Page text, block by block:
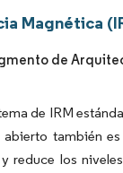
Magnética
de
de IRM
también
reduce los